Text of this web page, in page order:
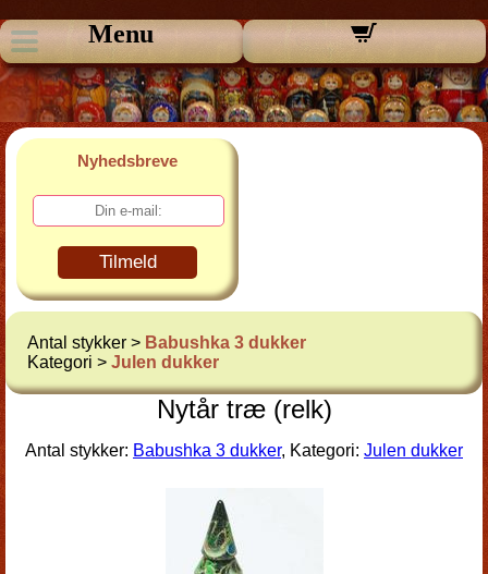
Menu
Nyhedsbreve
Tilmeld
Antal stykker > Babushka 3 dukker
Kategori > Julen dukker
Nytår træ (relk)
Antal stykker: Babushka 3 dukker, Kategori: Julen dukker